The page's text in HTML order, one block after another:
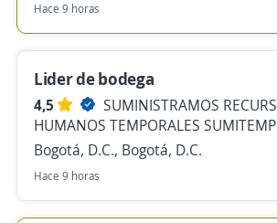
Hace 9 horas
Lider de bodega
4,5
SUMINISTRAMOS
HUMANOS TEMPORALES
Bogotá, D.C., Bogotá, D.C.
Hace 9 horas